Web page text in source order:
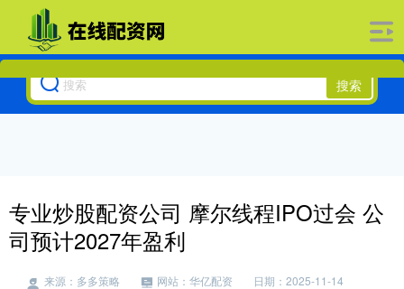
搜索
专业炒股配资公司 摩尔线程IPO过会 公
司预计2027年盈利
来源：多多策略 网站：华亿配资
日期：2025-11-14